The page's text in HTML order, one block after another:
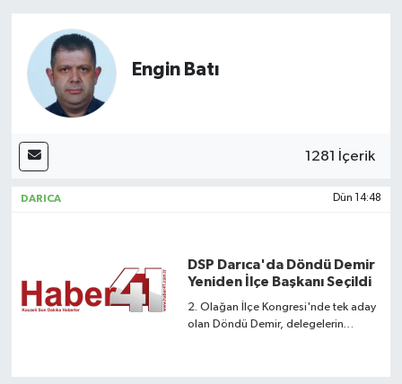
Engin Batı
1281 İçerik
DARICA Dün 14:48
DSP Darıca'da Döndü Demir
Yeniden İlçe Başkanı Seçildi
2. Olağan İlçe Kongresi'nde tek aday
olan Döndü Demir, delegelerin